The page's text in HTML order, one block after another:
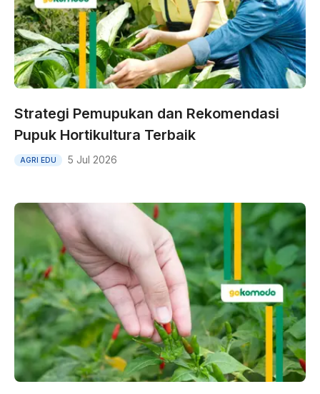
Strategi Pemupukan dan Rekomendasi
Pupuk Hortikultura Terbaik
AGRI EDU 5 Jul 2026